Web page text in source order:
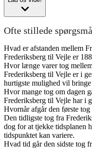
Ofte stillede
Hvad er afstanden mellem
Frederiksberg til Vejle er
Hvor længe varer tog
Frederiksberg til Vejle er i
hurtigste mulighed vil
Hvor mange tog om dagen
Frederiksberg til Vejle har i
Hvornår afgår den første
Den tidligste tog fra
dog for at tjekke tidsplanen
tidspunktet kan variere.
Hvad tid går den sidste tog